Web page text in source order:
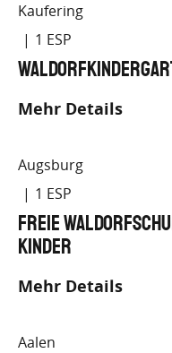
Kaufering
1
Mehr Details
Augsburg
1
Freie
Kinder
Mehr Details
Aalen